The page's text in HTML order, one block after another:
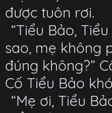
được tuôn rơi.
“Tiểu Bảo,
sao, mẹ không
đúng không?”
Cố Tiểu Bảo
“Mẹ ơi, Tiểu